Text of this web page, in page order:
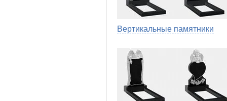
Вертикальные памятники